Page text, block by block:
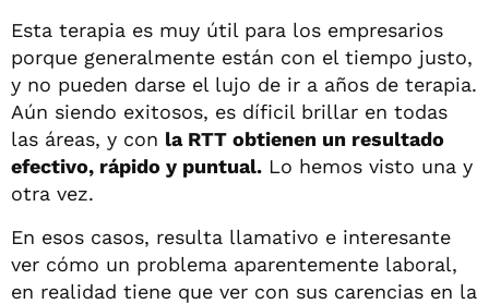
Esta terapia es muy útil para los empresarios
porque generalmente están con el tiempo justo,
y no pueden darse el lujo de ir a años de terapia.
Aún siendo exitosos, es díficil brillar en todas
las áreas, y con la RTT obtienen un resultado
efectivo, rápido y puntual. Lo hemos visto una y
otra vez.
En esos casos, resulta llamativo e interesante
ver cómo un problema aparentemente laboral,
en realidad tiene que ver con sus carencias en la